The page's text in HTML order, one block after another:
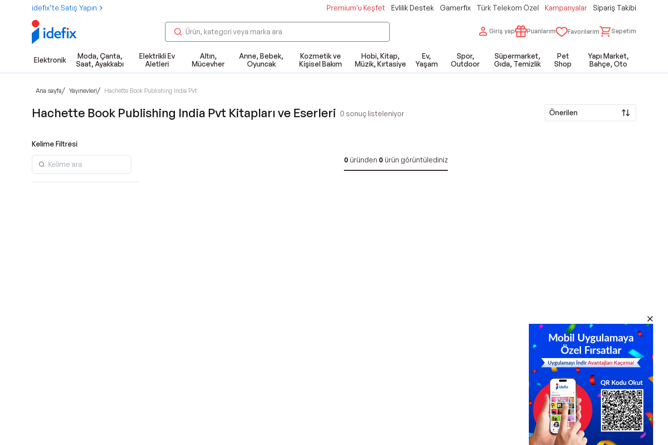
idefix’te Satış Yapın Premium'u Keşfet Evlilik Destek Gamerfix Türk Telekom Özel Kampanyalar Sipariş Takibi
Giriş yap Puanlarım Favorilerim Sepetim
Elektronik
Moda, Çanta,
Saat, Ayakkabı
Elektrikli Ev
Aletleri
Altın,
Mücevher
Anne, Bebek,
Oyuncak
Kozmetik ve
Kişisel Bakım
Hobi, Kitap,
Müzik, Kırtasiye
Ev,
Yaşam
Spor,
Outdoor
Süpermarket,
Gıda, Temizlik
Pet
Shop
Yapı Market,
Bahçe, Oto
Ana sayfa/ Yayınevleri/ Hachette Book Publishing India Pvt
Hachette Book Publishing India Pvt Kitapları ve Eserleri 0 sonuç listeleniyor Önerilen
Kelime Filtresi
0 üründen 0 ürün görüntülediniz